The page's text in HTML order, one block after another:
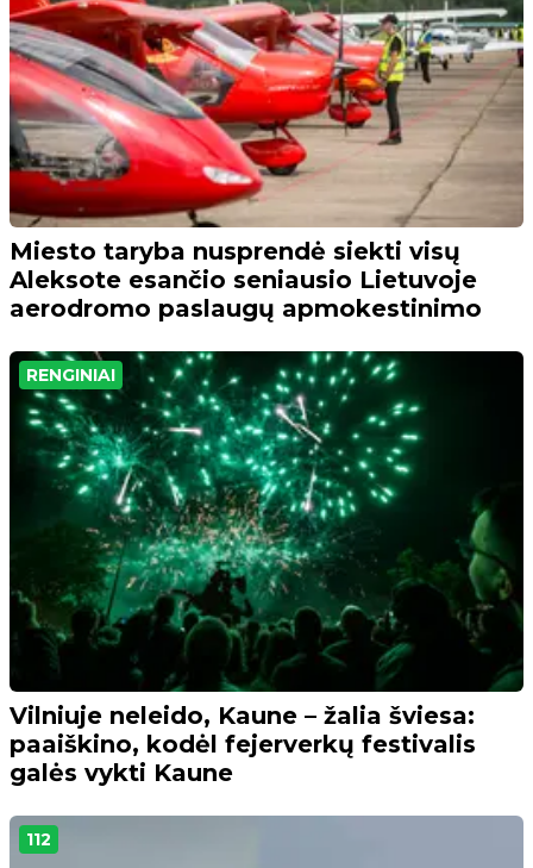
Miesto taryba nusprendė siekti visų
Aleksote esančio seniausio Lietuvoje
aerodromo paslaugų apmokestinimo
RENGINIAI
Vilniuje neleido, Kaune – žalia šviesa:
paaiškino, kodėl fejerverkų festivalis
galės vykti Kaune
112